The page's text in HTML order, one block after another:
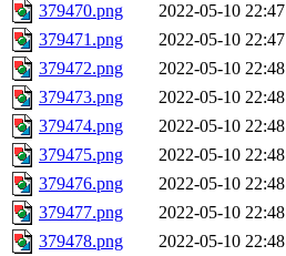
379470.png
2022-05-10 22:47
379471.png
2022-05-10 22:47
379472.png
2022-05-10 22:48
379473.png
2022-05-10 22:48
379474.png
2022-05-10 22:48
379475.png
2022-05-10 22:48
379476.png
2022-05-10 22:48
379477.png
2022-05-10 22:48
379478.png
2022-05-10 22:48